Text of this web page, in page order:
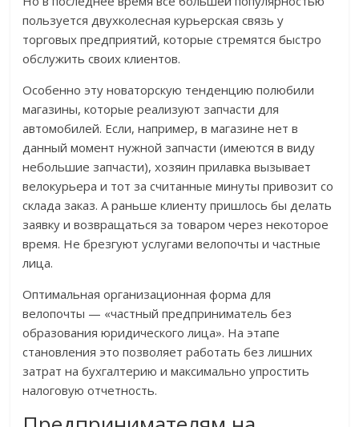
пользуется двухколесная курьерская связь у
торговых предприятий, которые стремятся быстро
обслужить своих клиентов.
Особенно эту новаторскую тенденцию полюбили
магазины, которые реализуют запчасти для
автомобилей. Если, например, в магазине нет в
данный момент нужной запчасти (имеются в виду
небольшие запчасти), хозяин прилавка вызывает
велокурьера и тот за считанные минуты привозит со
склада заказ. А раньше клиенту пришлось бы делать
заявку и возвращаться за товаром через некоторое
время. Не брезгуют услугами велопочты и частные
лица.
Оптимальная организационная форма для
велопочты — «частный предприниматель без
образования юридического лица». На этапе
становления это позволяет работать без лишних
затрат на бухгалтерию и максимально упростить
налоговую отчетность.